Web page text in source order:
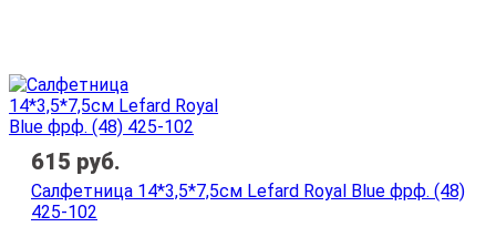
Салфетница 14*3,5*7,5см Lefard Royal Blue фрф. (48)
425-102
615 руб.